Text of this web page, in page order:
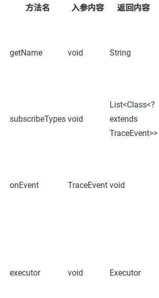
方法名
入参内容 返回内容
getName void String
subscribeTypes void
List<Class<?
extends
TraceEvent>>
onEvent TraceEvent void
executor void Executor